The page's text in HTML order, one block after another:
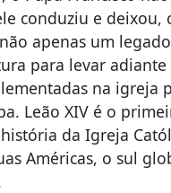
conduziu e deixou,
apenas um
para levar adiante
na igreja
Leão XIV é o
da Igreja
Américas, o sul